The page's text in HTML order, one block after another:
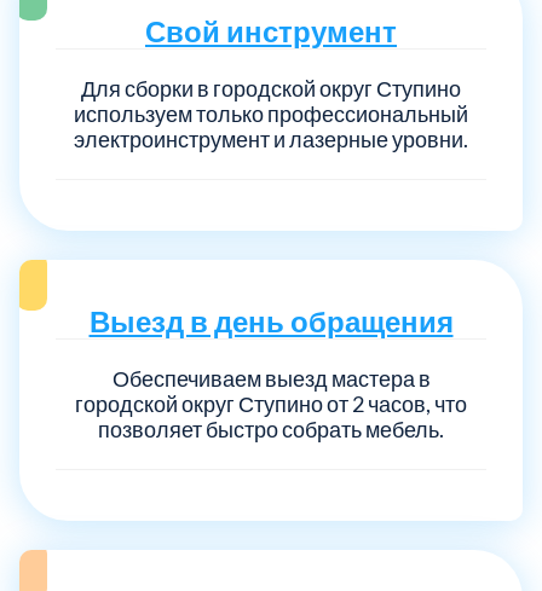
Свой инструмент
Для сборки в городской округ Ступино
используем только профессиональный
электроинструмент и лазерные уровни.
Выезд в день обращения
Обеспечиваем выезд мастера в
городской округ Ступино от 2 часов, что
позволяет быстро собрать мебель.